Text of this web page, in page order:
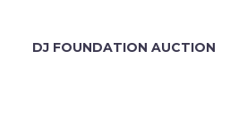
DJ FOUNDATION AUCTION